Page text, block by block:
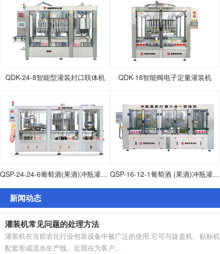
QDK-24-8智能型灌装封口联体机 QDK-18智能阀电子定量灌装机
QSP-24-24-6葡萄酒(果酒)冲瓶灌装打塞联体机 QSP-16-12-1葡萄酒 (果酒)冲瓶灌装打塞联体机
新闻动态
灌装机常见问题的处理方法
灌装机在当前农化行业包装设备中被广泛的使用,它可与旋盖机、贴标机
配套形成流水生产线。近我在为客户...